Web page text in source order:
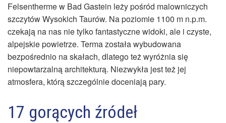
Felsentherme w Bad Gastein leży pośród malowniczych
szczytów Wysokich Taurów. Na poziomie 1100 m n.p.m.
czekają na nas nie tylko fantastyczne widoki, ale i czyste,
alpejskie powietrze. Terma została wybudowana
bezpośrednio na skałach, dlatego też wyróżnia się
niepowtarzalną architekturą. Niezwykła jest też jej
atmosfera, którą szczególnie doceniają pary.
17 gorących źródeł